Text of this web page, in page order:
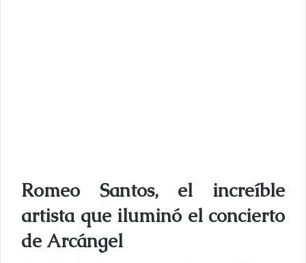
Romeo Santos, el increíble
artista que iluminó el concierto
de Arcángel